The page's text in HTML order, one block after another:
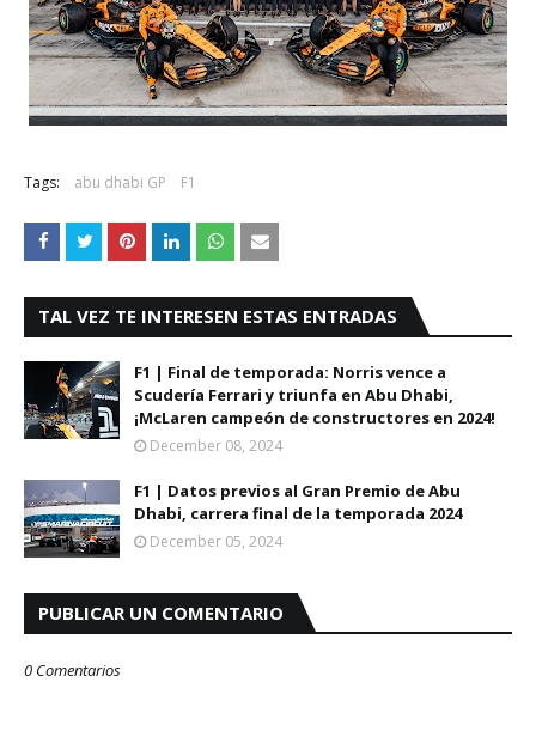
Tags: abu dhabi GP F1
TAL VEZ TE INTERESEN ESTAS ENTRADAS
F1 | Final de temporada: Norris vence a
Scudería Ferrari y triunfa en Abu Dhabi,
¡McLaren campeón de constructores en 2024!
December 08, 2024
F1 | Datos previos al Gran Premio de Abu
Dhabi, carrera final de la temporada 2024
December 05, 2024
PUBLICAR UN COMENTARIO
0 Comentarios